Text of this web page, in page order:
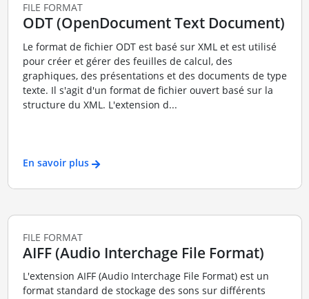
FILE FORMAT
ODT (OpenDocument Text Document)
Le format de fichier ODT est basé sur XML et est utilisé
pour créer et gérer des feuilles de calcul, des
graphiques, des présentations et des documents de type
texte. Il s'agit d'un format de fichier ouvert basé sur la
structure du XML. L'extension d...
En savoir plus
FILE FORMAT
AIFF (Audio Interchage File Format)
L'extension AIFF (Audio Interchage File Format) est un
format standard de stockage des sons sur différents